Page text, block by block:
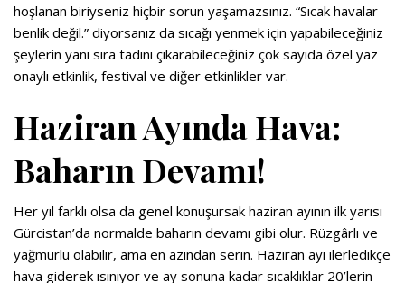
hoşlanan biriyseniz hiçbir sorun yaşamazsınız. “Sıcak havalar
benlik değil.” diyorsanız da sıcağı yenmek için yapabileceğiniz
şeylerin yanı sıra tadını çıkarabileceğiniz çok sayıda özel yaz
onaylı etkinlik, festival ve diğer etkinlikler var.
Haziran Ayında Hava:
Baharın Devamı!
Her yıl farklı olsa da genel konuşursak haziran ayının ilk yarısı
Gürcistan’da normalde baharın devamı gibi olur. Rüzgârlı ve
yağmurlu olabilir, ama en azından serin. Haziran ayı ilerledikçe
hava giderek ısınıyor ve ay sonuna kadar sıcaklıklar 20’lerin